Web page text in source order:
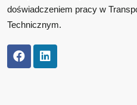
doświadczeniem pracy w
Technicznym.